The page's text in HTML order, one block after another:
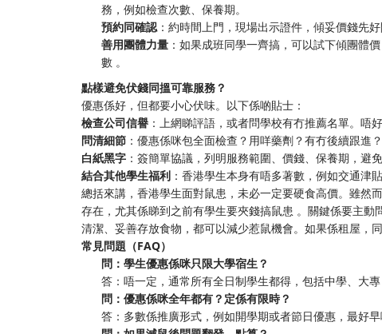
務，例如檢查次數、保養期。
預約同確認：約時間上門，現場出示證件，傾妥價錢先
善用團體力量 ：如果成班同學一齊搞，可以試下傾團體
數 。
點樣避免伏錢同搵可靠服務？
優惠係好，但都要小心伏味。以下係啲貼士：
檢查公司信譽 ：上網睇評語，或者問學校有冇推薦名單。唔
問清細節 ：優惠係咪包全面檢查？用咩藥劑？有冇後續跟進
白紙黑字 ：簽簡單協議，列明服務範圍、價錢、保養期，避免
結合其他學生福利 ：香港學生本身有唔多著數，例如交通津
總括來講，香港學生面對鼠患，未必一定要硬食高價。雖然
存在，尤其係睇到之前有學生要夾錢搞鼠患 。關鍵係要主
清潔、妥善存放食物，都可以減少惹鼠機會。如果係租屋，
常見問題（FAQ）
問：學生優惠係咪只限大學宿生？
答：唔一定，通常所有全日制學生都得，包括中學、大
問：優惠係咪全年都有？定係有限時？
答：多數係推廣形式，例如開學期或者節日優惠，最好早